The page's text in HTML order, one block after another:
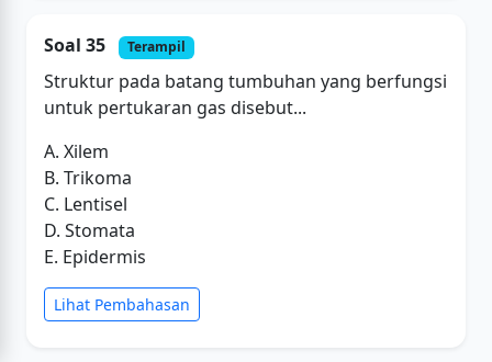
Soal 35 Terampil
Struktur pada batang tumbuhan yang berfungsi
untuk pertukaran gas disebut...
A. Xilem
B. Trikoma
C. Lentisel
D. Stomata
E. Epidermis
Lihat Pembahasan